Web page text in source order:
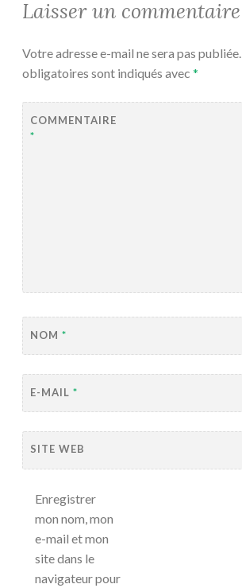
Laisser un commentaire
Votre adresse e-mail ne sera pas publiée.
obligatoires sont indiqués avec *
COMMENTAIRE
*
NOM *
E-MAIL *
SITE WEB
Enregistrer
mon nom, mon
e-mail et mon
site dans le
navigateur pour